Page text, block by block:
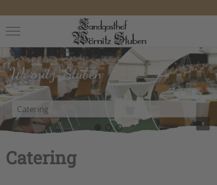
Mobile Menu Toggle
Wörnitz-Stuben
Catering
Catering